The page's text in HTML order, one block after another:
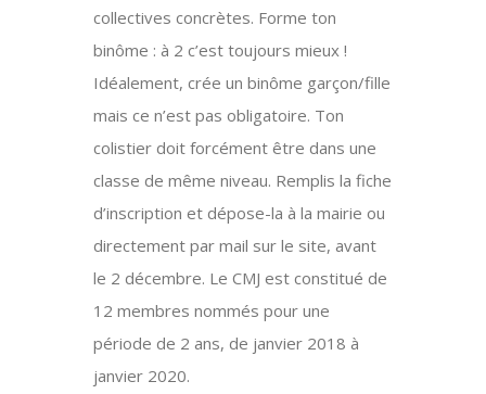
collectives concrètes. Forme ton
binôme : à 2 c’est toujours mieux !
Idéalement, crée un binôme garçon/fille
mais ce n’est pas obligatoire. Ton
colistier doit forcément être dans une
classe de même niveau. Remplis la fiche
d’inscription et dépose-la à la mairie ou
directement par mail sur le site, avant
le 2 décembre. Le CMJ est constitué de
12 membres nommés pour une
période de 2 ans, de janvier 2018 à
janvier 2020.